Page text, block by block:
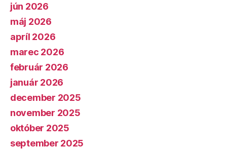
jún 2026
máj 2026
apríl 2026
marec 2026
február 2026
január 2026
december 2025
november 2025
október 2025
september 2025